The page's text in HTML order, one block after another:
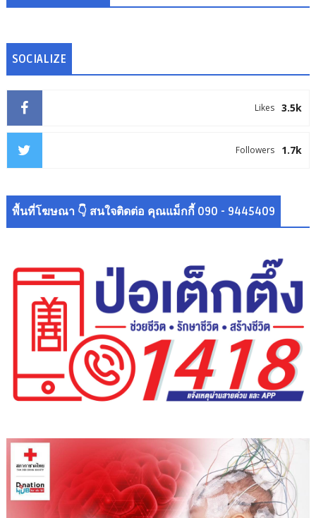
SOCIALIZE
3.5k
Likes
1.7k
Followers
พื้นที่โฆษณา 👇 สนใจติดต่อ คุณแม็กกี้ 090 - 9445409